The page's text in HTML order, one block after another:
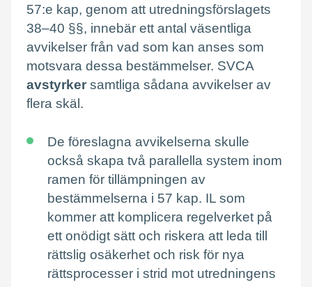
57:e kap, genom att utredningsförslagets
38–40 §§, innebär ett antal väsentliga
avvikelser från vad som kan anses som
motsvara dessa bestämmelser. SVCA
avstyrker samtliga sådana avvikelser av
flera skäl.
De föreslagna avvikelserna skulle
också skapa två parallella system inom
ramen för tillämpningen av
bestämmelserna i 57 kap. IL som
kommer att komplicera regelverket på
ett onödigt sätt och riskera att leda till
rättslig osäkerhet och risk för nya
rättsprocesser i strid mot utredningens